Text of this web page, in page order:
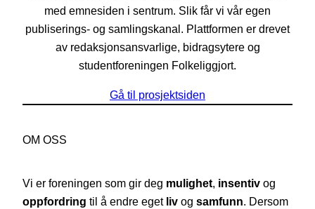
med emnesiden i sentrum. Slik får vi vår egen
publiserings- og samlingskanal. Plattformen er drevet
av redaksjonsansvarlige, bidragsytere og
studentforeningen Folkeliggjort.
Gå til prosjektsiden
OM OSS
Vi er foreningen som gir deg mulighet, insentiv og
oppfordring til å endre eget liv og samfunn. Dersom